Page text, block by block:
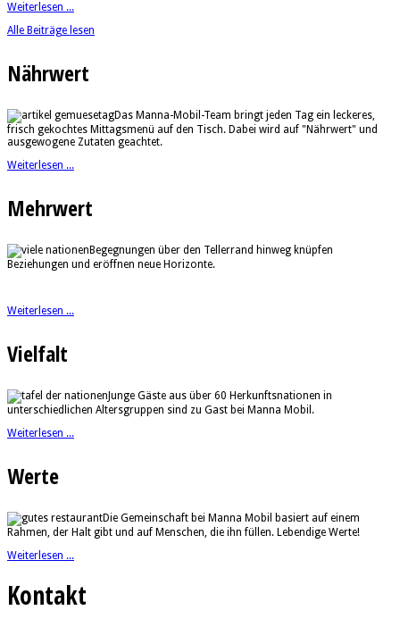
Weiterlesen ...
Alle Beiträge lesen
Nährwert
Das Manna-Mobil-Team bringt jeden Tag ein leckeres,
frisch gekochtes Mittagsmenü auf den Tisch. Dabei wird auf "Nährwert" und
ausgewogene Zutaten geachtet.
Weiterlesen ...
Mehrwert
Begegnungen über den Tellerrand hinweg knüpfen
Beziehungen und eröffnen neue Horizonte.
Weiterlesen ...
Vielfalt
Junge Gäste aus über 60 Herkunftsnationen in
unterschiedlichen Altersgruppen sind zu Gast bei Manna Mobil.
Weiterlesen ...
Werte
Die Gemeinschaft bei Manna Mobil basiert auf einem
Rahmen, der Halt gibt und auf Menschen, die ihn füllen. Lebendige Werte!
Weiterlesen ...
Kontakt